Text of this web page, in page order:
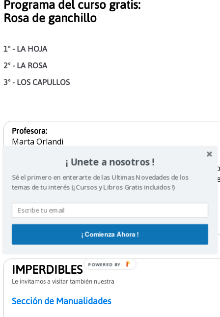
Programa del curso gratis:
Rosa de ganchillo
1º - LA HOJA
2º - LA ROSA
3º - LOS CAPULLOS
Profesora:
Marta Orlandi
Por favor recuerde que antes de dejar mensajes
registrarse en nuestro sistema de foros (este registro
independiente de la inscripción al curso)
Sugiere nuevos cursos
¿Quieres dictar un curso y ser uno de nuestros profesores?
IMPERDIBLES
Le invitamos a visitar también nuestra
Sección de Manualidades
¡ Unete a nosotros !
Sé el primero en enterarte de las Ultimas Novedades de los
temas de tu interés (¡ Cursos y Libros Gratis incluidos !)
¡ Comienza Ahora !
POWERED BY